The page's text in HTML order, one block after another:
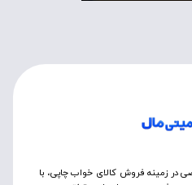
در زمینه فروش کالای خواب چاپی، با